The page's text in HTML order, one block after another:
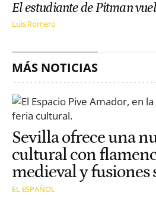
El estudiante de Pitman
Luis Romero
MÁS NOTICIAS
Sevilla ofrece una
cultural con
medieval y fusiones
EL ESPAÑOL